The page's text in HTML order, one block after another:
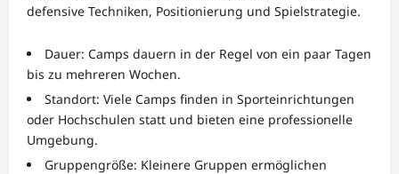
defensive Techniken, Positionierung und Spielstrategie.
Dauer: Camps dauern in der Regel von ein paar Tagen
bis zu mehreren Wochen.
Standort: Viele Camps finden in Sporteinrichtungen
oder Hochschulen statt und bieten eine professionelle
Umgebung.
Gruppengröße: Kleinere Gruppen ermöglichen